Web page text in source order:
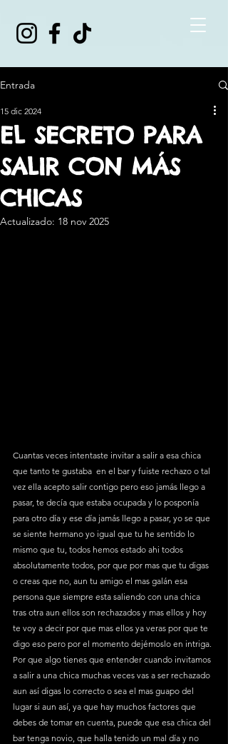
Entrada
EL SECRETO PARA
SALIR CON MÁS
CHICAS
15 dic 2024
Actualizado: 18 nov 2025
Cuantas veces intentaste invitar a salir a esa chica
que tanto te gustaba  en el bar y fuiste rechazo o tal
vez ella acepto salir contigo pero eso jamás llego a
pasar, te decía que estaba ocupada y lo posponía
para otro día y ese día jamás llego a pasar, yo se que
se siente hermano yo igual que tu he sentido lo
mismo que tu, todos hemos estado ahi todos
absolutamente todos, por que por mas que tu digas
o creas que no, aun tu amigo el mas galán esa
persona que siempre esta saliendo con una chica
tras otra aun ellos son rechazados y mas ellos y hoy
te voy a decir por que mas ellos ya veras por que te
digo eso pero por el momento dejémoslo en intriga.
Por que algo tienes que entender cuando invitamos
a salir a una chica muchas veces vas a ser rechazado
aun así digas lo correcto o sea el mas guapo del
lugar si aun así, ya que hay muchos factores que
debes de tomar en cuenta, puede que esa chica del
bar tenga novio, que halla tenido un mal día y no